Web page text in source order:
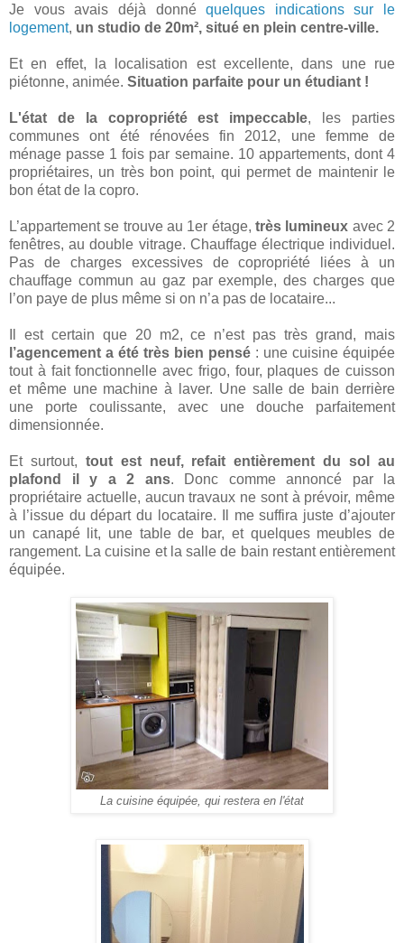
Je vous avais déjà donnéquelques indications sur le
logement, un studio de 20m², situé en plein centre-ville.
Et en effet, la localisation est excellente, dans une rue
piétonne, animée. Situation parfaite pour un étudiant !
L'état de la copropriété est impeccable, les parties
communes ont été rénovées fin 2012, une femme de
ménage passe 1 fois par semaine. 10 appartements, dont 4
propriétaires, un très bon point, qui permet de maintenir le
bon état de la copro.
L’appartement se trouve au 1er étage, très lumineux avec 2
fenêtres, au double vitrage. Chauffage électrique individuel.
Pas de charges excessives de copropriété liées à un
chauffage commun au gaz par exemple, des charges que
l’on paye de plus même si on n’a pas de locataire...
Il est certain que 20 m2, ce n’est pas très grand, mais
l’agencement a été très bien pensé : une cuisine équipée
tout à fait fonctionnelle avec frigo, four, plaques de cuisson
et même une machine à laver. Une salle de bain derrière
une porte coulissante, avec une douche parfaitement
dimensionnée.
Et surtout, tout est neuf, refait entièrement du sol au
plafond il y a 2 ans. Donc comme annoncé par la
propriétaire actuelle, aucun travaux ne sont à prévoir, même
à l’issue du départ du locataire. Il me suffira juste d’ajouter
un canapé lit, une table de bar, et quelques meubles de
rangement. La cuisine et la salle de bain restant entièrement
équipée.
La cuisine équipée, qui restera en l'état